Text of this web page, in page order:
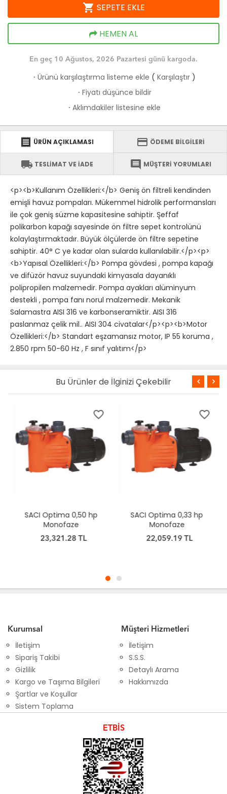
shopping_cart SEPETE EKLE
HEMEN AL
En geç 10 Ağustos, 2026 Pazartesi günü kargoda.
· Ürünü karşılaştırma listeme ekle ( Karşılaştır )
· Fiyatı düşünce bildir
· Aklımdakiler listesine ekle
receipt ÜRÜN AÇIKLAMASI credit_card ÖDEME BİLGİLERİ
local_shipping TESLİMAT VE İADE comment MÜŞTERİ YORUMLARI
<p><b>Kullanım Özellikleri:</b> Geniş ön filtreli kendinden
emişli havuz pompaları. Mükemmel hidrolik performansları
ile çok geniş süzme kapasitesine sahiptir. Şeffaf
polikarbon kapağı sayesinde ön filtre sepet kontrolünü
kolaylaştırmaktadır. Büyük ölçülerde ön filtre sepetine
sahiptir. 40° C ye kadar olan sularda kullanılabilir.</p><p>
<b>Yapısal Özellikleri:</b> Pompa gövdesi , pompa kapağı
ve difüzör havuz suyundaki kimyasala dayanıklı
polipropilen malzemedir. Pompa ayakları alüminyum
destekli , pompa fanı norul malzemedir. Mekanik
Salamastra AISI 316 ve karbonseramiktir. AISI 316
paslanmaz çelik mil.. AISI 304 civatalar</p><p><b>Motor
Özellikleri:</b> Standart eşzamansız motor, IP 55 koruma ,
2.850 rpm 50-60 Hz , F sınıf yalıtım</p>
Bu Ürünler de İlginizi Çekebilir
favorite_border
SACI Optima 0,50 hp
Monofaze
23,321.28 TL
favorite_border
SACI Optima 0,33 hp
Monofaze
22,059.19 TL
Kurumsal
İletişim
Sipariş Takibi
Gizlilik
Kargo ve Taşıma Bilgileri
Şartlar ve Koşullar
Sistem Toplama
Müşteri Hizmetleri
İletişim
S.S.S.
Detaylı Arama
Hakkımızda
ETBİS